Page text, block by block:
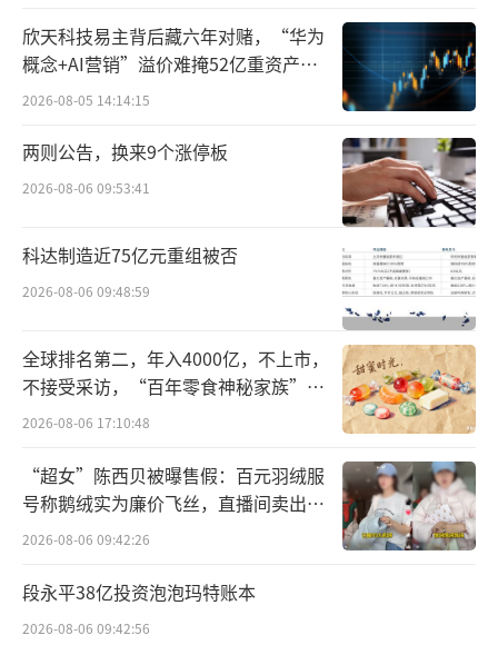
产品背后的科学非常有趣。”盛睿安说，因为
它代表了迄今为止（达能奶粉产品系列中）最
接近母乳的配方：不仅仅是成分上，还包括分
小食代今天搜索发现，在香港万宁超市的
官网上，今天曾经一度上架了该产品，但其后
链接又被删除。暂时不清楚该产品何时在中国
内地上市。
欣天科技易主背后藏六年对赌，“华为
概念+AI营销”溢价难掩52亿重资产考
验
2026-08-05 14:14:15
两则公告，换来9个涨停板
2026-08-06 09:53:41
科达制造近75亿元重组被否
2026-08-06 09:48:59
全球排名第二，年入4000亿，不上市，
不接受采访，“百年零食神秘家族”浮
出水面？
2026-08-06 17:10:48
“超女”陈西贝被曝售假：百元羽绒服
号称鹅绒实为廉价飞丝，直播间卖出超
百万元
2026-08-06 09:42:26
段永平38亿投资泡泡玛特账本
2026-08-06 09:42:56